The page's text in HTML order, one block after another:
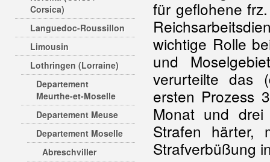
Corsica)
Languedoc-Roussillon
Limousin
Lothringen (Lorraine)
Departement
Meurthe-et-Moselle
Departement Meuse
Departement Moselle
Abreschviller
für geflohene
wichtige Rolle
und
verurteilte das
ersten Prozess
Monat und
Strafen härter,
Strafverbüßung